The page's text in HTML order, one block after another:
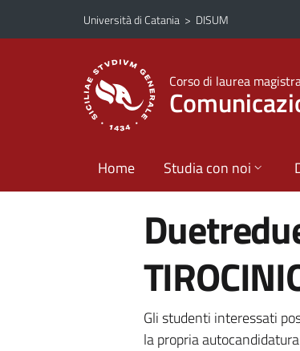
Vai al contenuto principale
Vai al menu di navigazione
Università di Catania > DISUM
Corso di laurea
Home Studia con noi
Gli studenti interessati
la propria